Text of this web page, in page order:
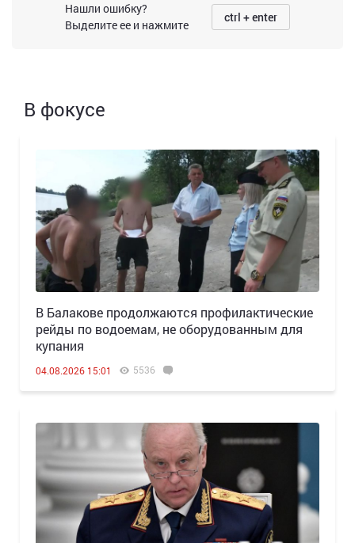
Нашли ошибку?
Выделите ее и нажмите
ctrl + enter
В фокусе
В Балакове продолжаются профилактические
рейды по водоемам, не оборудованным для
купания
04.08.2026 15:01 5536